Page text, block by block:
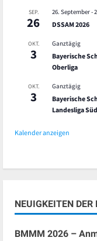
SEP.
26
26. September-
DSSAM 2026
OKT.
3
Ganztägig
Bayerische
Oberliga
OKT.
3
Ganztägig
Bayerische
Landesliga Süd
Kalender anzeigen
NEUIGKEITEN DER
BMMM 2026 –